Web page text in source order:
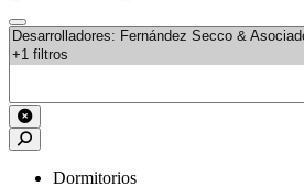
Dormitorios